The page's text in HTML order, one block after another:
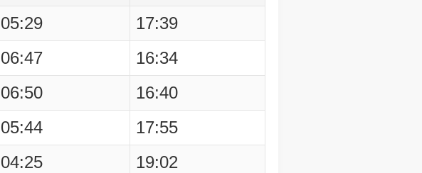
05:29
17:39
06:47
16:34
06:50
16:40
05:44
17:55
04:25 19:02